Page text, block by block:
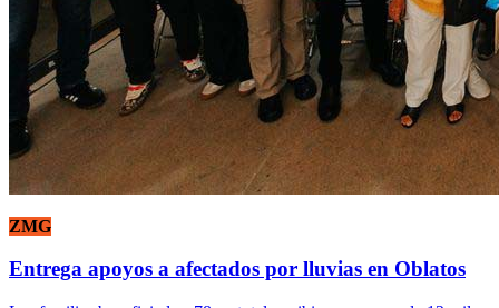
ZMG
Entrega apoyos a afectados por lluvias en Oblatos